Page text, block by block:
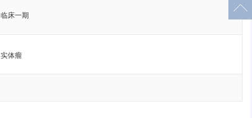
临床一期
实体瘤